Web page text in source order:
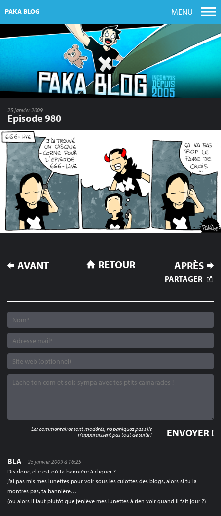
PAKA BLOG MENU
25 janvier 2009
Episode 980
NAVIGATION
DE
AVANT APRÈS
RETOUR
PARTAGER
BLA
25 janvier 2009 à 16:25
Dis donc, elle est où ta bannière à cliquer ?
j’ai pas mis mes lunettes pour voir sous les culottes des blogs, alors si tu la
montres pas, ta bannière…
(ou alors il faut plutôt que j’enlève mes lunettes à rien voir quand il fait jour ?)
Les commentaires sont modérés, ne paniquez pas s'ils
n'apparaissent pas tout de suite !